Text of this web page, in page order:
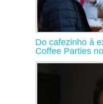
Do cafezinho à
Coffee Parties